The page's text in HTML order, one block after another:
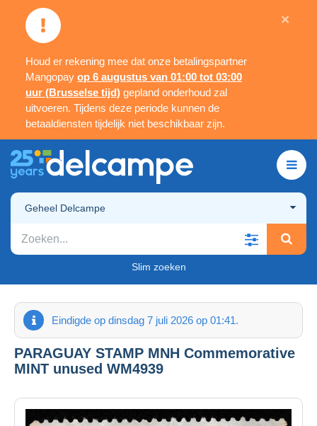
Houd er rekening mee dat onze betalingspartner
Mangopay op 6 augustus van 01:00 tot 03:00
uur (Brusselse tijd) gepland onderhoud zal
uitvoeren. Tijdens deze periode kunnen de
betaaldiensten tijdelijk niet beschikbaar zijn.
×
Geheel Delcampe
Slim zoeken
Eindigde op dinsdag 7 juli 2026 op 01:41.
PARAGUAY STAMP MNH Commemorative
MINT unused WM4939